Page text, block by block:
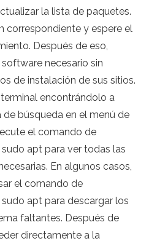
la lista de paquetes.
correspondiente y espere el
Después de eso,
necesario sin
de instalación de sus sitios.
encontrándolo a
de búsqueda en el menú de
el comando de
apt para ver todas las
En algunos casos,
el comando de
apt para descargar los
faltantes. Después de
directamente a la